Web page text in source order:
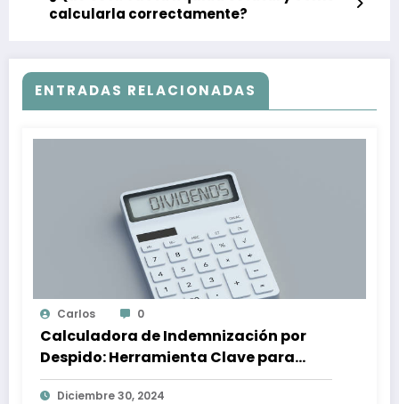
calcularla correctamente?
ENTRADAS RELACIONADAS
Carlos 0
Calculadora de Indemnización por
Despido: Herramienta Clave para
Proteger tus Derechos Laborales
Diciembre 30, 2024